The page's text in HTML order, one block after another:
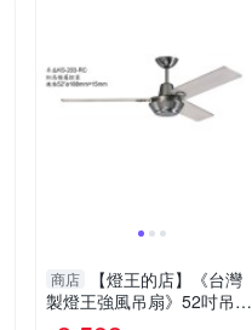
商店
【燈王的店】《台灣
製燈王強風吊扇》52吋吊扇
附遙控器(馬達保固十年) ☆